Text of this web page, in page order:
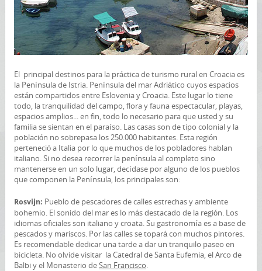
El principal destinos para la práctica de turismo rural en Croacia es
la Península de Istria. Península del mar Adriático cuyos espacios
están compartidos entre Eslovenia y Croacia. Este lugar lo tiene
todo, la tranquilidad del campo, flora y fauna espectacular, playas,
espacios amplios... en fin, todo lo necesario para que usted y su
familia se sientan en el paraíso. Las casas son de tipo colonial y la
población no sobrepasa los 250.000 habitantes. Esta región
perteneció a Italia por lo que muchos de los pobladores hablan
italiano. Si no desea recorrer la península al completo sino
mantenerse en un solo lugar, decídase por alguno de los pueblos
que componen la Península, los principales son:
Rosvijn: Pueblo de pescadores de calles estrechas y ambiente
bohemio. El sonido del mar es lo más destacado de la región. Los
idiomas oficiales son italiano y croata. Su gastronomía es a base de
pescados y mariscos. Por las calles se topará con muchos pintores.
Es recomendable dedicar una tarde a dar un tranquilo paseo en
bicicleta. No olvide visitar la Catedral de Santa Eufemia, el Arco de
Balbi y el Monasterio deSan Francisco.